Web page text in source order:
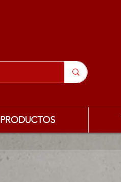
PRODUCTOS